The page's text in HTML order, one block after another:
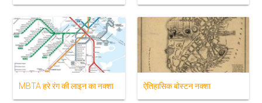
MBTA हरे रंग की लाइन का नक्शा ऐतिहासिक बोस्टन नक्शा